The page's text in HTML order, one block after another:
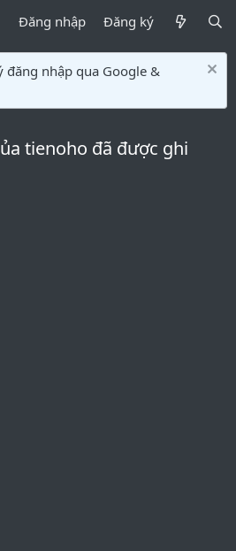
Đăng nhập Đăng ký
nhập qua Google &
tienoho đã được ghi